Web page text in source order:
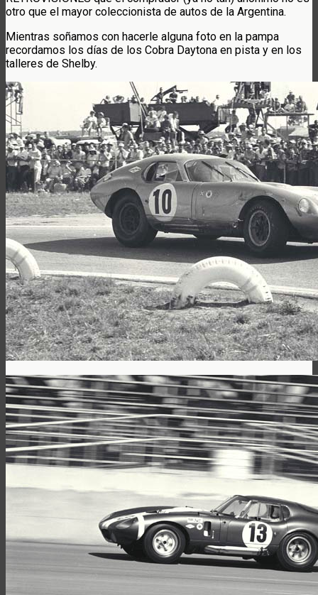
otro que el mayor coleccionista de autos de la Argentina.
Mientras soñamos con hacerle alguna foto en la pampa
recordamos los días de los Cobra Daytona en pista y en los
talleres de Shelby.